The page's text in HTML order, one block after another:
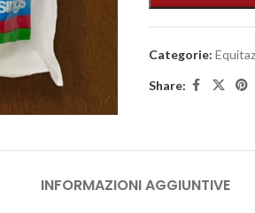
Categorie:
Share:
INFORMAZIONI AGGIUNTIVE